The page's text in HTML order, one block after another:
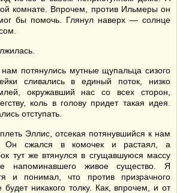
комнате. Впрочем, против Ильмеры он
бы помочь. Глянул наверх — солнце
потянулись мутные щупальца сизого
сливались в единый поток, низко
окружавший нас со всех сторон,
коль в голову придет такая идея.
отступать.
Эллис, отсекая потянувшийся к нам
Он сжался в комочек и растаял, а
тут же втянулся в сгущавшуюся массу
напоминавшего живое существо. Я
и понимал, что против призрачного
будет никакого толку. Как, впрочем, и от